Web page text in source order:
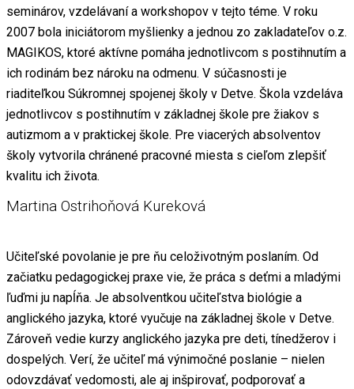
seminárov, vzdelávaní a workshopov v tejto téme. V roku
2007 bola iniciátorom myšlienky a jednou zo zakladateľov o.z.
MAGIKOS, ktoré aktívne pomáha jednotlivcom s postihnutím a
ich rodinám bez nároku na odmenu. V súčasnosti je
riaditeľkou Súkromnej spojenej školy v Detve. Škola vzdeláva
jednotlivcov s postihnutím v základnej škole pre žiakov s
autizmom a v praktickej škole. Pre viacerých absolventov
školy vytvorila chránené pracovné miesta s cieľom zlepšiť
kvalitu ich života.
Martina Ostrihoňová Kureková
Učiteľské povolanie je pre ňu celoživotným poslaním. Od
začiatku pedagogickej praxe vie, že práca s deťmi a mladými
ľuďmi ju napĺňa. Je absolventkou učiteľstva biológie a
anglického jazyka, ktoré vyučuje na základnej škole v Detve.
Zároveň vedie kurzy anglického jazyka pre deti, tínedžerov i
dospelých. Verí, že učiteľ má výnimočné poslanie – nielen
odovzdávať vedomosti, ale aj inšpirovať, podporovať a